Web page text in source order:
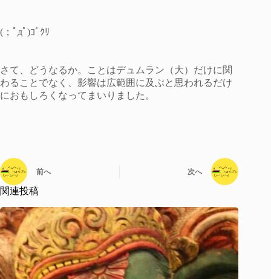
(；ﾟдﾟ)ｺﾞｸﾘ
さて、どうなるか。ことはデュムラン（大）だけに関
わることでなく、影響は広範囲に及ぶと思われるだけ
におもしろくなってまいりました。
前へ 次へ
関連投稿